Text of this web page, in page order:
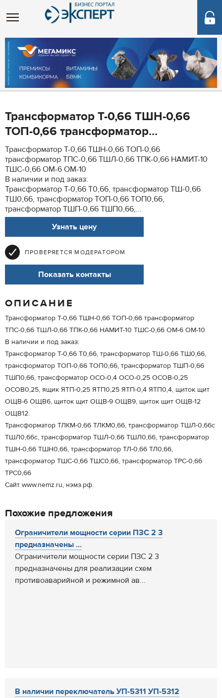
Трансформатор Т-0,66 ТШН-0,66
ТОП-0,66 трансформатор...
Трансформатор Т-0,66 ТШН-0,66 ТОП-0,66
трансформатор ТПС-0,66 ТШЛ-0,66 ТПК-0,66 НАМИТ-10
ТШС-0,66 ОМ-6 ОМ-10
В наличии и под заказ:
Трансформатор Т-0,66 Т0,66, трансформатор ТШ-0,66
ТШ0,66, трансформатор ТОП-0,66 ТОП0,66,
трансформатор ТШП-0,66 ТШП0,66,...
Узнать цену
ПРОВЕРЯЕТСЯ МОДЕРАТОРОМ
Показать контакты
ОПИСАНИЕ
Трансформатор Т-0,66 ТШН-0,66 ТОП-0,66 трансформатор
ТПС-0,66 ТШЛ-0,66 ТПК-0,66 НАМИТ-10 ТШС-0,66 ОМ-6 ОМ-10
В наличии и под заказ:
Трансформатор Т-0,66 Т0,66, трансформатор ТШ-0,66 ТШ0,66,
трансформатор ТОП-0,66 ТОП0,66, трансформатор ТШП-0,66
ТШП0,66, трансформатор ОСО-0,4 ОСО-0,25 ОСОВ-0,25
ОСОВ0,25, ящик ЯТП-0,25 ЯТП0,25 ЯТП-0,4 ЯТП0,4, щиток щит
ОЩВ-6 ОЩВ6, щиток щит ОЩВ-9 ОЩВ9, щиток щит ОЩВ-12
ОЩВ12.
Трансформатор ТЛКМ-0,66 ТЛКМ0,66, трансформатор ТШЛ-0,66с
ТШЛ0,66с, трансформатор ТШЛ-0,66 ТШЛ0,66, трансформатор
ТШН-0,66 ТШН0,66, трансформатор ТЛ-0,66 ТЛ0,66,
трансформатор ТШС-0,66 ТШС0,66, трансформатор ТРС-0,66
ТРС0,66
Сайт www.nemz.ru, нэмз.рф.
Похожие предложения
Ограничители мощности серии ПЗС 2 3
предназначены ...
Ограничители мощности серии ПЗС 2 3
предназначены для реализации схем
противоаварийной и режимной ав...
В наличии переключатель УП-5311 УП-5312